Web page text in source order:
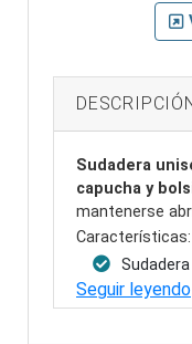
Sudadera
capucha y
mantenerse
Características:
del frío y
Seguir leyendo